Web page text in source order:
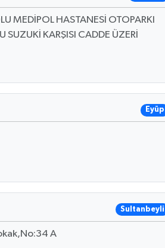
MEDİPOL HASTANESİ OTOPARKI
SUZUKİ KARŞISI CADDE ÜZERİ
Eyüp
Sultanbeyli
A